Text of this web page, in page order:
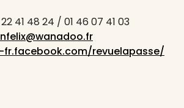
41 48 24 / 01 46 07 41 03
revuelapasse/